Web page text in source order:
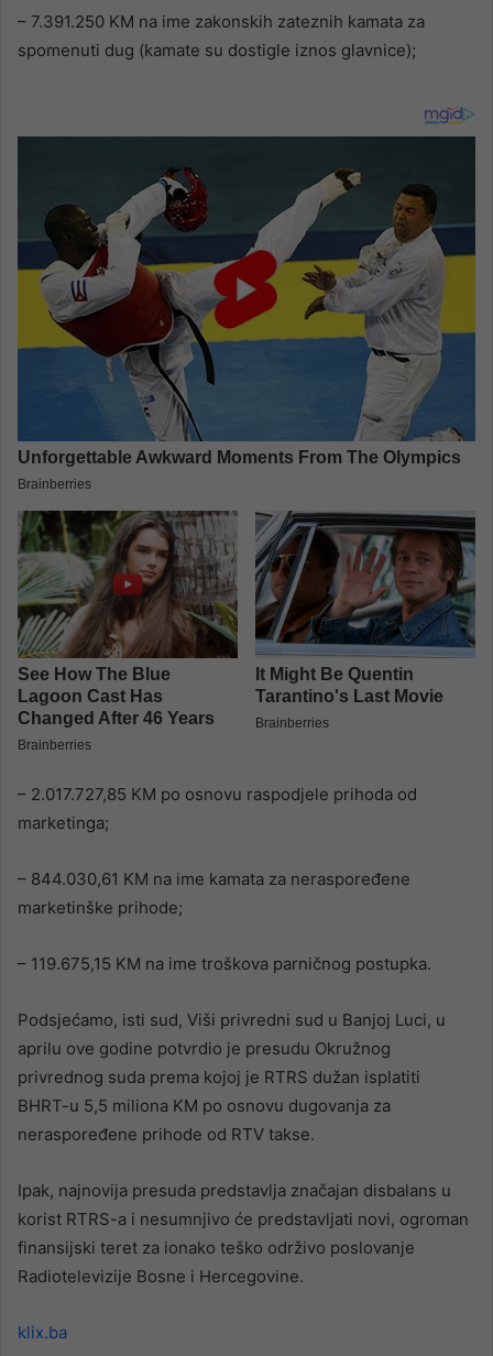
– 7.391.250 KM na ime zakonskih zateznih kamata za
spomenuti dug (kamate su dostigle iznos glavnice);
– 2.017.727,85 KM po osnovu raspodjele prihoda od
marketinga;
– 844.030,61 KM na ime kamata za neraspoređene
marketinške prihode;
– 119.675,15 KM na ime troškova parničnog postupka.
Podsjećamo, isti sud, Viši privredni sud u Banjoj Luci, u
aprilu ove godine potvrdio je presudu Okružnog
privrednog suda prema kojoj je RTRS dužan isplatiti
BHRT-u 5,5 miliona KM po osnovu dugovanja za
neraspoređene prihode od RTV takse.
Ipak, najnovija presuda predstavlja značajan disbalans u
korist RTRS-a i nesumnjivo će predstavljati novi, ogroman
finansijski teret za ionako teško održivo poslovanje
Radiotelevizije Bosne i Hercegovine.
klix.ba